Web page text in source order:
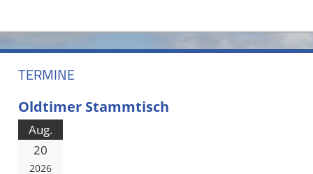
TERMINE
Oldtimer Stammtisch
Aug.
20
2026